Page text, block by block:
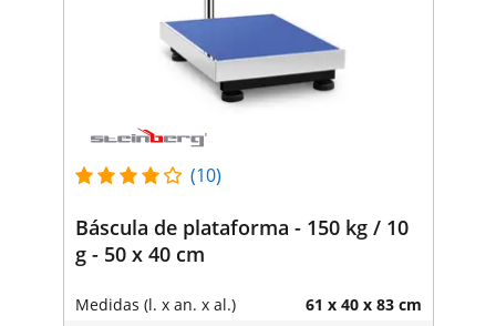
(10)
Báscula de plataforma - 150 kg / 10
g - 50 x 40 cm
Medidas (l. x an. x al.) 61 x 40 x 83 cm